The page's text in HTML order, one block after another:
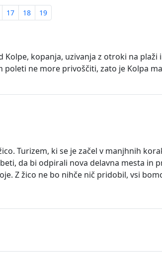
17 18 19
kopanja, uzivanja z otroki na
ne more privoščiti, zato je Kolpa
Turizem, ki se je začel v manjhnih
da bi odpirali nova delavna mesta in
Z žico ne bo nihče nič pridobil, vsi